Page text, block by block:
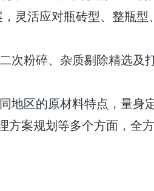
活应对瓶砖型、整瓶型
次粉碎、杂质剔除精选及
地区的原材料特点，量身
方案规划等多个方面，全